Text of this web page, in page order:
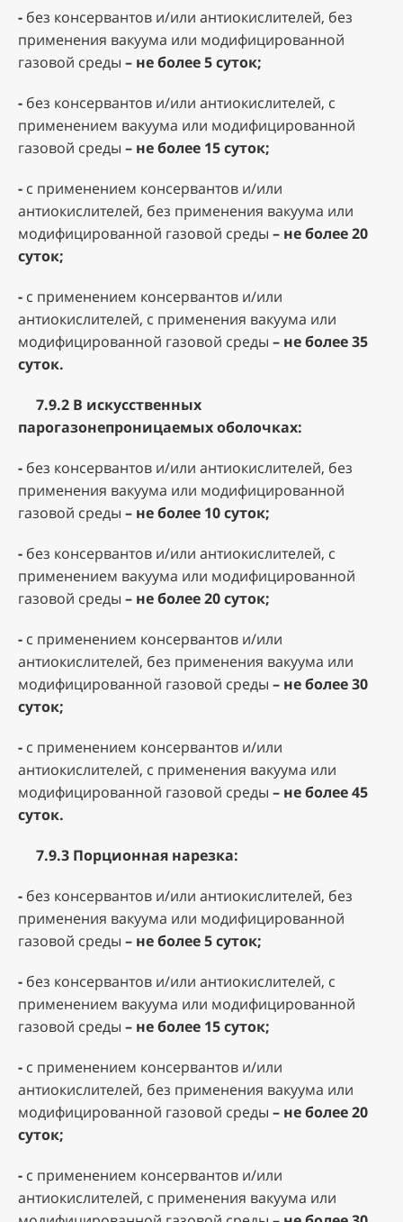
- без консервантов и/или антиокислителей, без
применения вакуума или модифицированной
газовой среды – не более 5 суток;
- без консервантов и/или антиокислителей, с
применением вакуума или модифицированной
газовой среды – не более 15 суток;
- с применением консервантов и/или
антиокислителей, без применения вакуума или
модифицированной газовой среды – не более 20
суток;
- с применением консервантов и/или
антиокислителей, с применения вакуума или
модифицированной газовой среды – не более 35
суток.
7.9.2 В искусственных
парогазонепроницаемых оболочках:
- без консервантов и/или антиокислителей, без
применения вакуума или модифицированной
газовой среды – не более 10 суток;
- без консервантов и/или антиокислителей, с
применением вакуума или модифицированной
газовой среды – не более 20 суток;
- с применением консервантов и/или
антиокислителей, без применения вакуума или
модифицированной газовой среды – не более 30
суток;
- с применением консервантов и/или
антиокислителей, с применения вакуума или
модифицированной газовой среды – не более 45
суток.
7.9.3 Порционная нарезка:
- без консервантов и/или антиокислителей, без
применения вакуума или модифицированной
газовой среды – не более 5 суток;
- без консервантов и/или антиокислителей, с
применением вакуума или модифицированной
газовой среды – не более 15 суток;
- с применением консервантов и/или
антиокислителей, без применения вакуума или
модифицированной газовой среды – не более 20
суток;
- с применением консервантов и/или
антиокислителей, с применения вакуума или